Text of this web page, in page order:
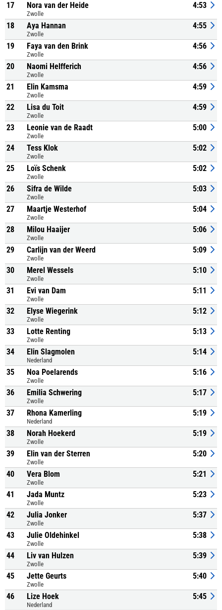
17 Nora van der Heide
Zwolle
4:53
18 Aya Hannan
Zwolle
4:55
19 Faya van den Brink
Zwolle
4:56
20 Naomi Helfferich
Zwolle
4:56
21 Elin Kamsma
Zwolle
4:59
22 Lisa du Toit
Zwolle
4:59
23 Leonie van de Raadt
Zwolle
5:00
24 Tess Klok
Zwolle
5:02
25 Loïs Schenk
Zwolle
5:02
26 Sifra de Wilde
Zwolle
5:03
27 Maartje Westerhof
Zwolle
5:04
28 Milou Haaijer
Zwolle
5:06
29 Carlijn van der Weerd
Zwolle
5:09
30 Merel Wessels
Zwolle
5:10
31 Evi van Dam
Zwolle
5:11
32 Elyse Wiegerink
Zwolle
5:12
33 Lotte Renting
Zwolle
5:13
34 Elin Slagmolen
Nederland
5:14
35 Noa Poelarends
Zwolle
5:16
36 Emilia Schwering
Zwolle
5:17
37 Rhona Kamerling
Nederland
5:19
38 Norah Hoekerd
Zwolle
5:19
39 Elin van der Sterren
Zwolle
5:20
40 Vera Blom
Zwolle
5:21
41 Jada Muntz
Zwolle
5:23
42 Julia Jonker
Zwolle
5:37
43 Julie Oldehinkel
Zwolle
5:38
44 Liv van Hulzen
Zwolle
5:39
45 Jette Geurts
Zwolle
5:40
46 Lize Hoek
Nederland
5:45